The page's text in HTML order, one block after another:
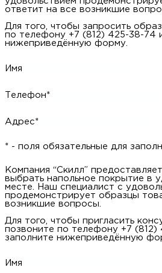
ответит на все возникшие
Для того, чтобы запросить
по телефону +7 (812) 425-38-74
нижеприведённую форму.
Имя
Телефон*
Адрес*
* - поля обязательные для
Компания “Скилл”
выбрать напольное покрытие в
месте. Наш специалист с
продемонстрирует образцы
возникшие вопросы.
Для того, чтобы пригласить
позвоните по телефону +7 (812)
заполните нижеприведённую
Имя